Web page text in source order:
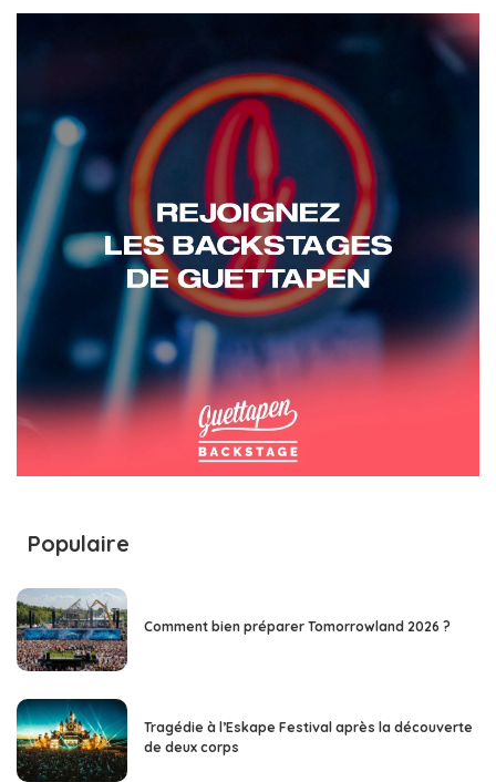
Populaire
Comment bien préparer Tomorrowland 2026 ?
Tragédie à l’Eskape Festival après la découverte
de deux corps